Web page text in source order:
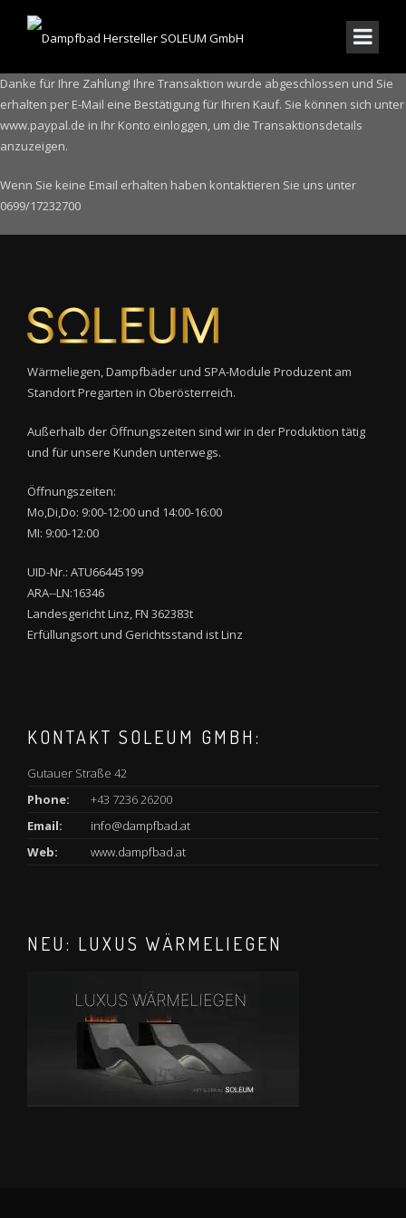
Danke für Ihre Zahlung! Ihre Transaktion wurde abgeschlossen und Sie
erhalten per E-Mail eine Bestätigung für Ihren Kauf. Sie können sich unter
www.paypal.de in Ihr Konto einloggen, um die Transaktionsdetails
anzuzeigen.
Wenn Sie keine Email erhalten haben kontaktieren Sie uns unter
0699/17232700
Wärmeliegen, Dampfbäder und SPA-Module Produzent am
Standort Pregarten in Oberösterreich.
Außerhalb der Öffnungszeiten sind wir in der Produktion tätig
und für unsere Kunden unterwegs.
Öffnungszeiten:
Mo,Di,Do: 9:00-12:00 und 14:00-16:00
MI: 9:00-12:00
UID-Nr.: ATU66445199
ARA--LN:16346
Landesgericht Linz, FN 362383t
Erfüllungsort und Gerichtsstand ist Linz
KONTAKT SOLEUM GMBH:
Gutauer Straße 42
Phone:
+43 7236 26200
Email:
info@dampfbad.at
Web:
www.dampfbad.at
NEU: LUXUS WÄRMELIEGEN